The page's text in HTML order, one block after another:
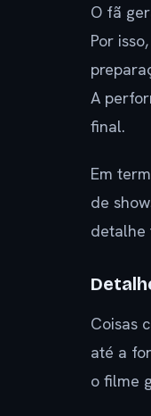
O fã
Por
A
final.
Em
de
detalhe
Coisas
até a
o filme